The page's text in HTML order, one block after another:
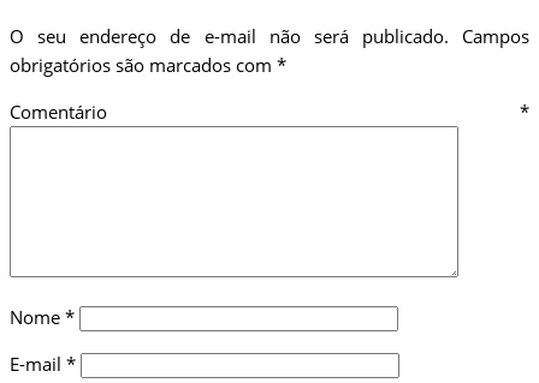
O seu endereço de e-mail não será publicado.
Campos
obrigatórios são marcados com *
Comentário *
Nome *
E-mail *